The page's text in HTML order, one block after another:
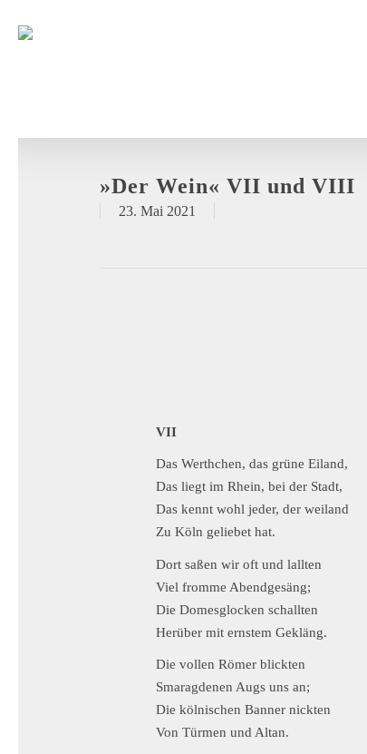
»Der Wein« VII und VIII
23. Mai 2021
VII
Das Werthchen, das grüne Eiland,
Das liegt im Rhein, bei der Stadt,
Das kennt wohl jeder, der weiland
Zu Köln geliebet hat.
Dort saßen wir oft und lallten
Viel fromme Abendgesäng;
Die Domesglocken schallten
Herüber mit ernstem Gekläng.
Die vollen Römer blickten
Smaragdenen Augs uns an;
Die kölnischen Banner nickten
Von Türmen und Altan.